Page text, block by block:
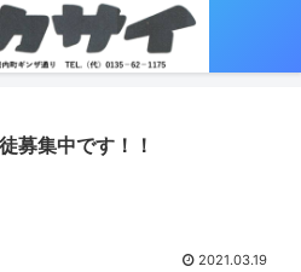
募集中です！！
2021.03.19